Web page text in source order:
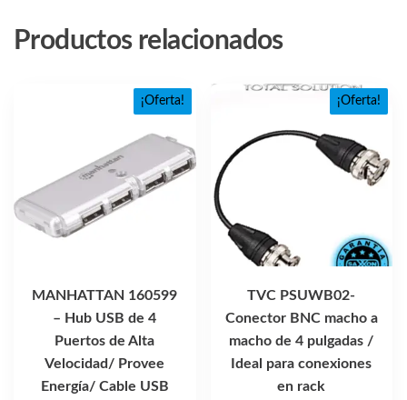
Productos relacionados
¡Oferta!
MANHATTAN 160599
– Hub USB de 4
Puertos de Alta
Velocidad/ Provee
Energía/ Cable USB
¡Oferta!
TVC PSUWB02-
Conector BNC macho a
macho de 4 pulgadas /
Ideal para conexiones
en rack